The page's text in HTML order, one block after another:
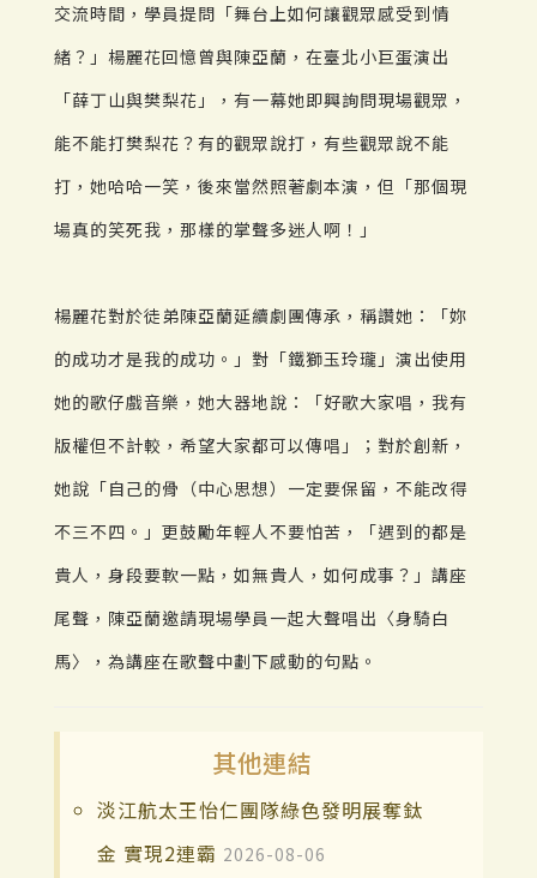
交流時間，學員提問「舞台上如何讓觀眾感受到情
緒？」楊麗花回憶曾與陳亞蘭，在臺北小巨蛋演出
「薛丁山與樊梨花」，有一幕她即興詢問現場觀眾，
能不能打樊梨花？有的觀眾說打，有些觀眾說不能
打，她哈哈一笑，後來當然照著劇本演，但「那個現
場真的笑死我，那樣的掌聲多迷人啊！」
楊麗花對於徒弟陳亞蘭延續劇團傳承，稱讚她：「妳
的成功才是我的成功。」對「鐵獅玉玲瓏」演出使用
她的歌仔戲音樂，她大器地說：「好歌大家唱，我有
版權但不計較，希望大家都可以傳唱」；對於創新，
她說「自己的骨（中心思想）一定要保留，不能改得
不三不四。」更鼓勵年輕人不要怕苦，「遇到的都是
貴人，身段要軟一點，如無貴人，如何成事？」講座
尾聲，陳亞蘭邀請現場學員一起大聲唱出〈身騎白
馬〉，為講座在歌聲中劃下感動的句點。
其他連結
淡江航太王怡仁團隊綠色發明展奪鈦
金 實現2連霸 2026-08-06